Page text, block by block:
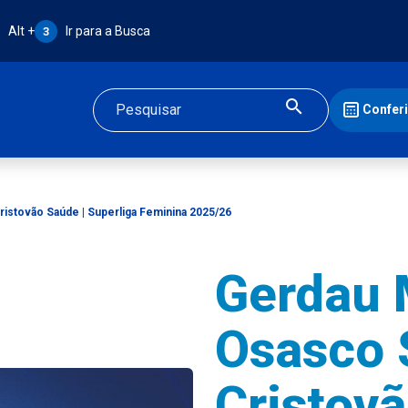
Atalho Alt + 3:
Alt + 3 Ir para a Busca
Buscar
Saúde | Superliga Feminina 2025/26
Gerdau
Osasco